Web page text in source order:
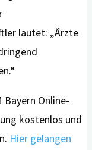
lautet: „Ärzte
Online-
kostenlos und
Hier gelangen